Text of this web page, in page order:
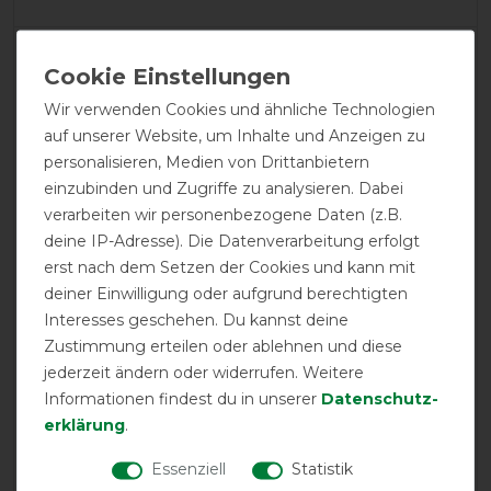
08.06.2026
Bin mit der Decke zufrieden. Passt auf mein Warmblut
mit hohem Halsaufsatz und mehr Brust. Schade ist, dass
die Decke keine Abdeckung beim Frontverschluss hat.
Mein Pferd ist letztes Jahr im Heunetz hängengeblieben.
Deswegen habe ich die Decke erneut gekauft und werde
jetzt "Söckchen" über den Verschluss ziehen.
16.05.2026
Schöne Decke, wirkt qualitativ hochwertig, war aber
noch nicht im Einsatz
05.10.2025
Wir verwenden Cookies und ähnliche Technologien
auf unserer Website, um Inhalte und Anzeigen zu
personalisieren, Medien von Drittanbietern
einzubinden und Zugriffe zu analysieren. Dabei
verarbeiten wir personenbezogene Daten (z.B.
deine IP-Adresse). Die Datenverarbeitung erfolgt
erst nach dem Setzen der Cookies und kann mit
deiner Einwilligung oder aufgrund berechtigten
Interesses geschehen. Du kannst deine
Zustimmung erteilen oder ablehnen und diese
jederzeit ändern oder widerrufen. Weitere
Informationen findest du in unserer Daten­schutz­
erklärung.
Essenziell
Statistik